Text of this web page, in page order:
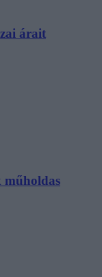
árait
műholdas